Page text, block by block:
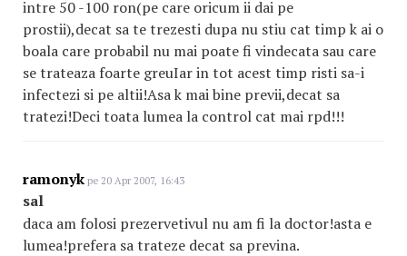
intre 50 -100 ron(pe care oricum ii dai pe
prostii),decat sa te trezesti dupa nu stiu cat timp k ai o
boala care probabil nu mai poate fi vindecata sau care
se trateaza foarte greuIar in tot acest timp risti sa-i
infectezi si pe altii!Asa k mai bine previi,decat sa
tratezi!Deci toata lumea la control cat mai rpd!!!
ramonyk pe 20 Apr 2007, 16:43
sal
daca am folosi prezervetivul nu am fi la doctor!asta e
lumea!prefera sa trateze decat sa previna.